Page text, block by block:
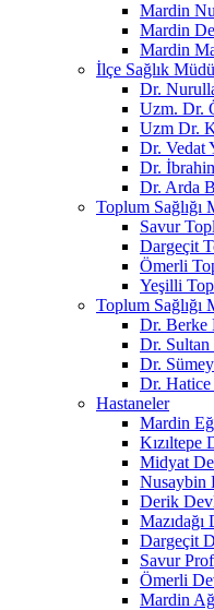
Mardin
Mardin
Mardin
İlçe Sağlık
Dr.
Uzm. Dr.
Uzm Dr.
Dr.
Dr.
Dr. Arda
Toplum Sağlığı
Savur
Dargeçit
Ömerli
Yeşilli
Toplum Sağlığı
Dr. Berke
Dr.
Dr.
Dr.
Hastaneler
Mardin
Kızıltepe
Midyat
Nusaybin
Derik
Mazıdağı
Dargeçit
Savur
Ömerli
Mardin